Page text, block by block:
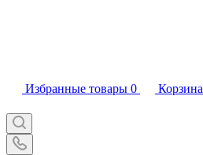
Избранные товары 0 Корзина